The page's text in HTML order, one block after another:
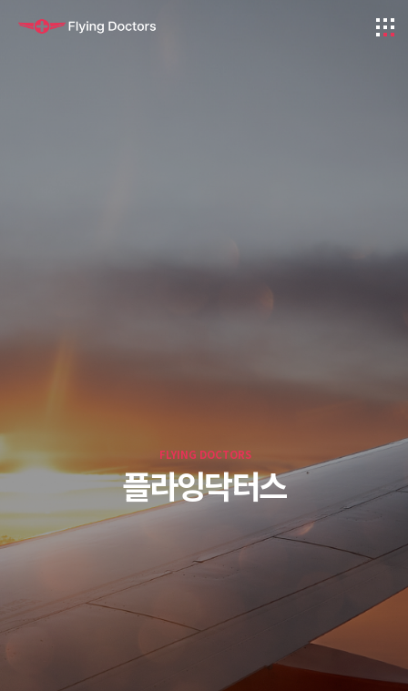
FLYING DOCTORS
플라잉닥터스